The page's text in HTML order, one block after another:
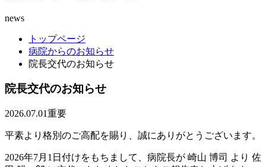
news
トップページ
病院からのお知らせ
院長交代のお知らせ
院長交代のお知らせ
2026.07.01重要
平素より格別のご高配を賜り、誠にありがとうございます。
2026年7月1日付けをもちまして、病院長が 崎山 博司 より 佐